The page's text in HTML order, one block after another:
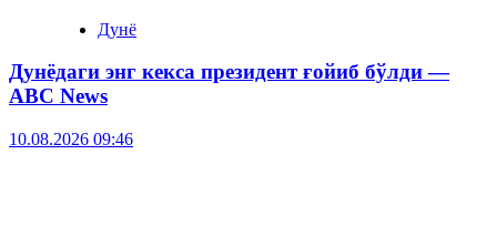
Дунё
Дунёдаги энг кекса президент ғойиб бўлди —
ABC News
10.08.2026 09:46